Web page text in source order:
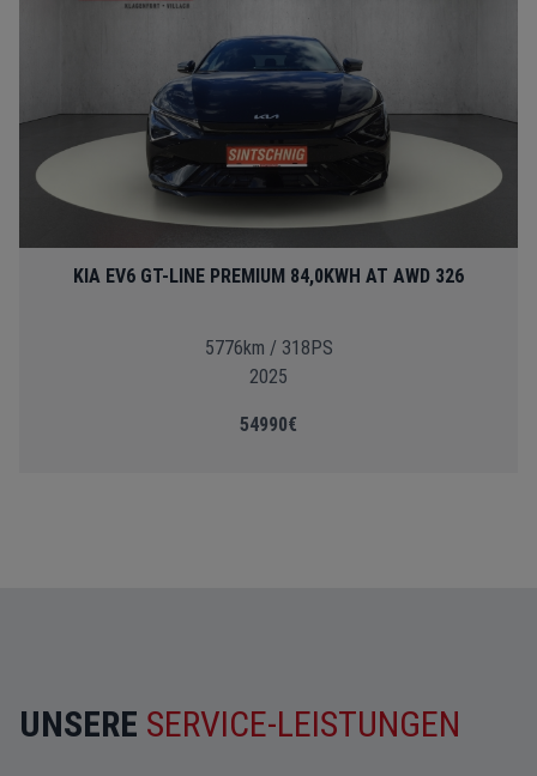
KIA EV6 GT-LINE PREMIUM 84,0KWH AT AWD 326
5776km / 318PS
2025
54990€
UNSERE SERVICE-LEISTUNGEN